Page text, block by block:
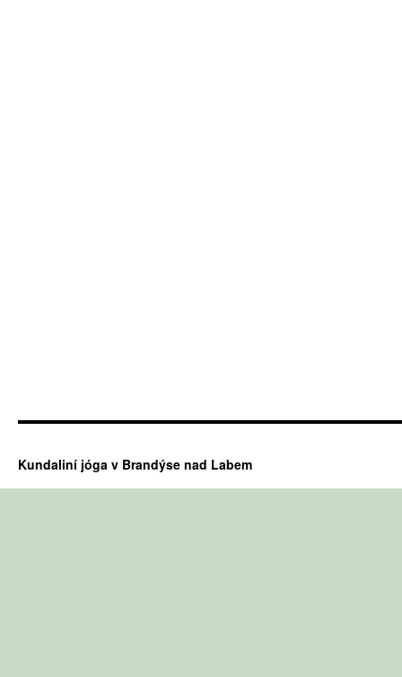
Kundaliní jóga v Brandýse nad Labem